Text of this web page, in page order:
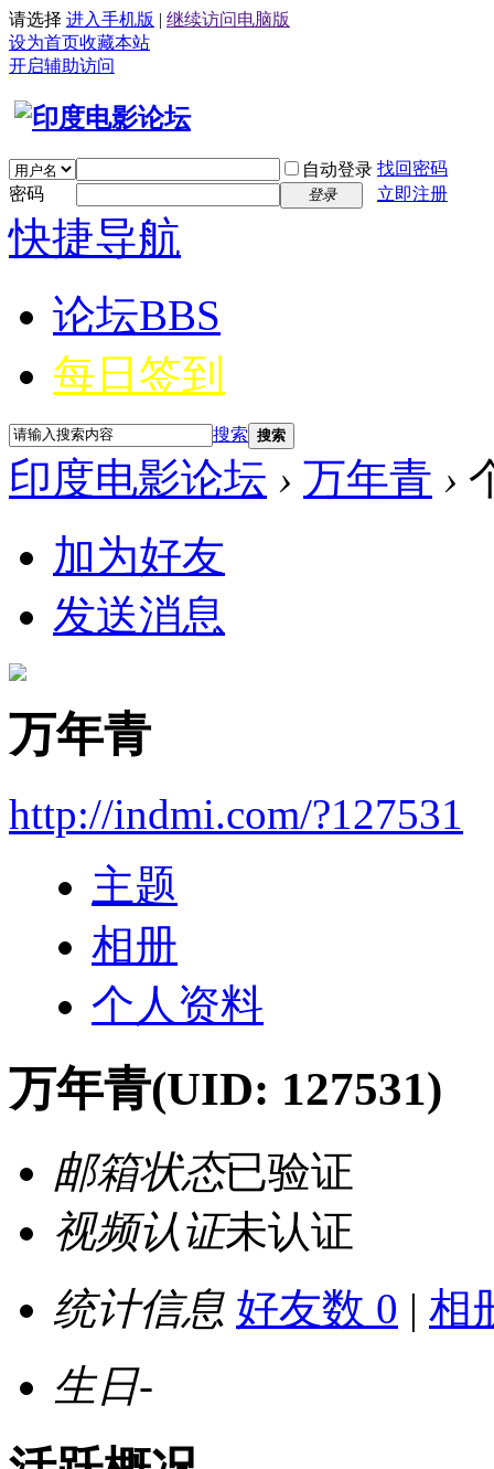
请选择 进入手机版 | 继续访问电脑版
设为首页收藏本站
开启辅助访问
自动登录 找回密码
密码
登录 立即注册
快捷导航
论坛BBS
每日签到
搜索 搜索
印度电影论坛 › 万年青 ›
加为好友
发送消息
万年青
http://indmi.com/?127531
主题
相册
个人资料
万年青(UID: 127531)
邮箱状态已验证
视频认证未认证
统计信息 好友数 0 | 相
生日-